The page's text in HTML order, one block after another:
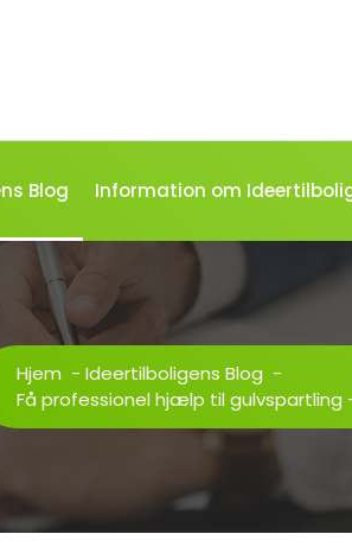
Blog Information om
Hjem - Ideertilboligens Blog -
Få professionel hjælp til gulvspartling